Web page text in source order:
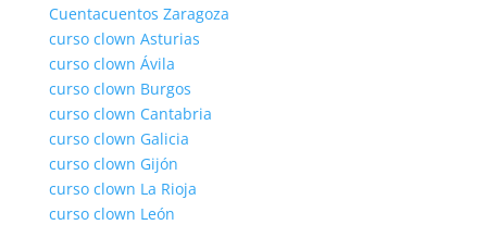
Cuentacuentos Zaragoza
curso clown Asturias
curso clown Ávila
curso clown Burgos
curso clown Cantabria
curso clown Galicia
curso clown Gijón
curso clown La Rioja
curso clown León